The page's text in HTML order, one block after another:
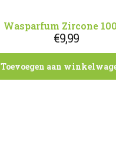
Wasparfum Zircone
€9,99
Toevoegen aan